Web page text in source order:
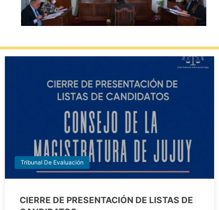
Tribunal De Evaluación
CIERRE DE PRESENTACIÓN DE LISTAS DE